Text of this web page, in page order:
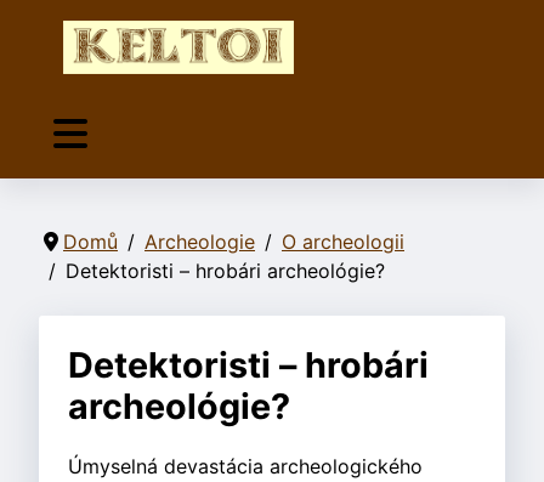
Domů Archeologie
O archeologii
Detektoristi – hrobári archeológie?
Detektoristi – hrobári
archeológie?
Úmyselná devastácia archeologického